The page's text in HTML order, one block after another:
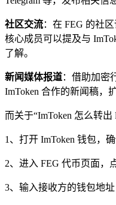
社区交流：在 FEG 的社
核心成员可以提及与
了解。
新闻媒体报道：借助加密
ImToken 合作的新闻稿，
而关于“ImToken 怎么转出
1、打开 ImToken 钱包，
2、进入 FEG 代币页面，
3、输入接收方的钱包地址